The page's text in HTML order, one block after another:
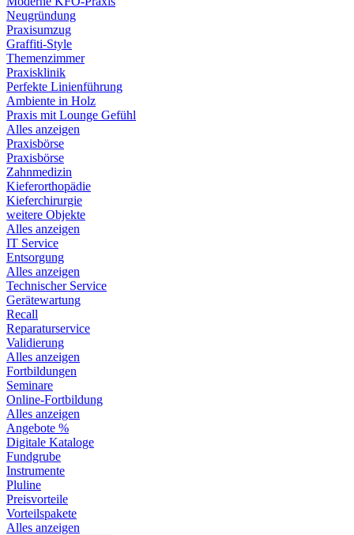
Neugründung
Praxisumzug
Graffiti-Style
Themenzimmer
Praxisklinik
Perfekte Linienführung
Ambiente in Holz
Praxis mit Lounge Gefühl
Alles anzeigen
Praxisbörse
Praxisbörse
Zahnmedizin
Kieferorthopädie
Kieferchirurgie
weitere Objekte
Alles anzeigen
IT Service
Entsorgung
Alles anzeigen
Technischer Service
Gerätewartung
Recall
Reparaturservice
Validierung
Alles anzeigen
Fortbildungen
Seminare
Online-Fortbildung
Alles anzeigen
Angebote %
Digitale Kataloge
Fundgrube
Instrumente
Pluline
Preisvorteile
Vorteilspakete
Alles anzeigen